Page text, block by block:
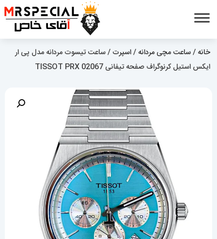
خانه /ساعت مچی مردانه /اسپرت / ساعت تیسوت مردانه مدل پی ار
ایکس استیل کرنوگراف صفحه تیفانی 02067 TISSOT PRX